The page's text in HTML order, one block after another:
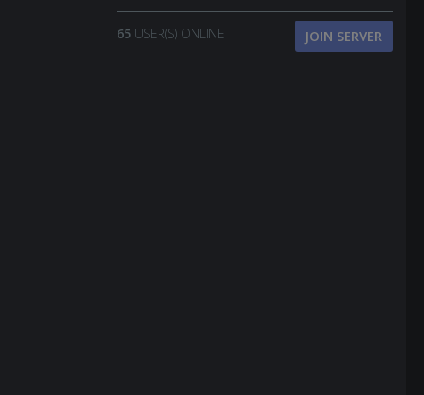
65 USER(S) ONLINE JOIN SERVER